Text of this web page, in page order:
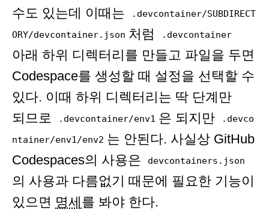
수도 있는데 이때는
.devcontainer/SUBDIRECT
ORY/devcontainer.json 처럼 .devcontainer
아래 하위 디렉터리를 만들고 파일을 두면
Codespace를 생성할 때 설정을 선택할 수
있다. 이때 하위 디렉터리는 딱 단계만
되므로
.devcontainer/env1 은 되지만
.devco
ntainer/env1/env2 는 안된다. 사실상 GitHub
Codespaces의 사용은
devcontainers.json
의 사용과 다름없기 때문에 필요한 기능이
있으면 명세를 봐야 한다.